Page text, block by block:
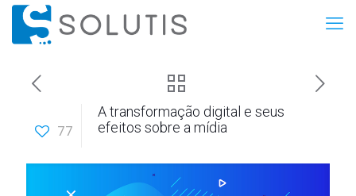
77
A transformação digital e seus
efeitos sobre a mídia